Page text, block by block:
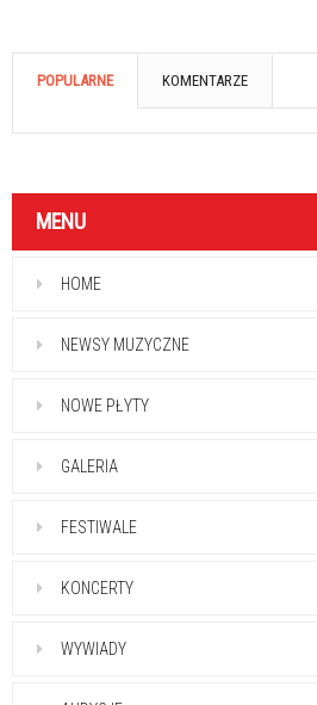
POPULARNE KOMENTARZE
MENU
HOME
NEWSY MUZYCZNE
NOWE PŁYTY
GALERIA
FESTIWALE
KONCERTY
WYWIADY